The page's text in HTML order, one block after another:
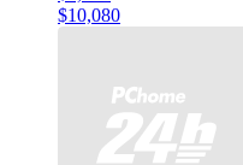
$10,080